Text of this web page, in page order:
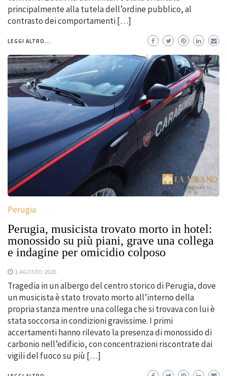
principalmente alla tutela dell’ordine pubblico, al
contrasto dei comportamenti […]
LEGGI ALTRO...
Perugia
Perugia, musicista trovato morto in hotel:
monossido su più piani, grave una collega
e indagine per omicidio colposo
1 AGOSTO 2026
Tragedia in un albergo del centro storico di Perugia, dove
un musicista è stato trovato morto all’interno della
propria stanza mentre una collega che si trovava con lui è
stata soccorsa in condizioni gravissime. I primi
accertamenti hanno rilevato la presenza di monossido di
carbonio nell’edificio, con concentrazioni riscontrate dai
vigili del fuoco su più […]